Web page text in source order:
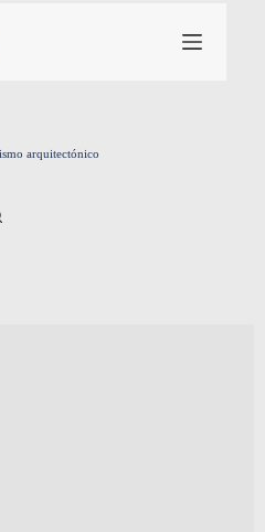
arquitectónico